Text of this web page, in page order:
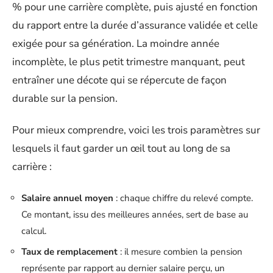
% pour une carrière complète, puis ajusté en fonction
du rapport entre la durée d’assurance validée et celle
exigée pour sa génération. La moindre année
incomplète, le plus petit trimestre manquant, peut
entraîner une décote qui se répercute de façon
durable sur la pension.
Pour mieux comprendre, voici les trois paramètres sur
lesquels il faut garder un œil tout au long de sa
carrière :
Salaire annuel moyen : chaque chiffre du relevé compte.
Ce montant, issu des meilleures années, sert de base au
calcul.
Taux de remplacement : il mesure combien la pension
représente par rapport au dernier salaire perçu, un